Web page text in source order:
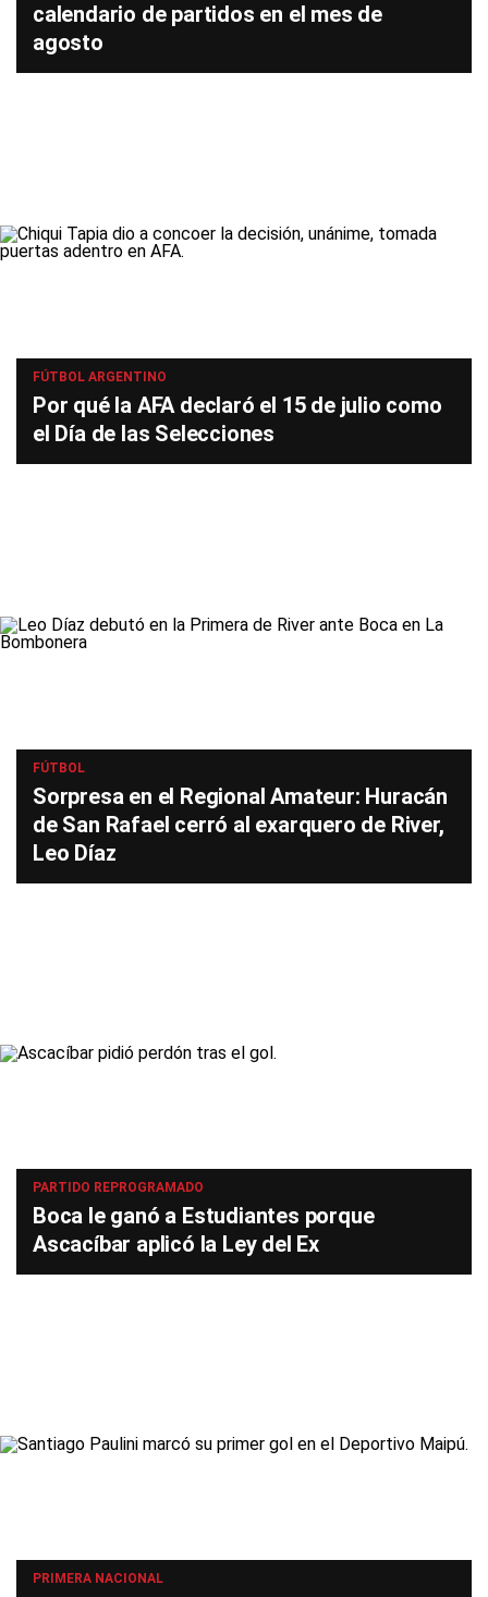
calendario de partidos en el mes de
agosto
FÚTBOL ARGENTINO
Por qué la AFA declaró el 15 de julio como
el Día de las Selecciones
FÚTBOL
Sorpresa en el Regional Amateur: Huracán
de San Rafael cerró al exarquero de River,
Leo Díaz
PARTIDO REPROGRAMADO
Boca le ganó a Estudiantes porque
Ascacíbar aplicó la Ley del Ex
PRIMERA NACIONAL